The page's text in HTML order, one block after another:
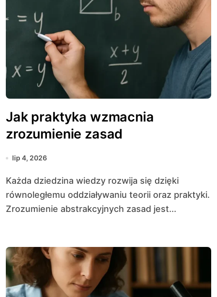
Jak praktyka wzmacnia
zrozumienie zasad
lip 4, 2026
Każda dziedzina wiedzy rozwija się dzięki
równoległemu oddziaływaniu teorii oraz praktyki.
Zrozumienie abstrakcyjnych zasad jest...